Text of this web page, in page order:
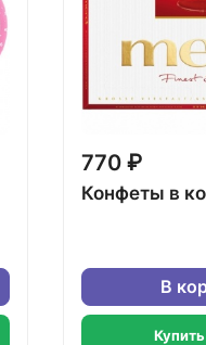
770 ₽
Конфеты в
В